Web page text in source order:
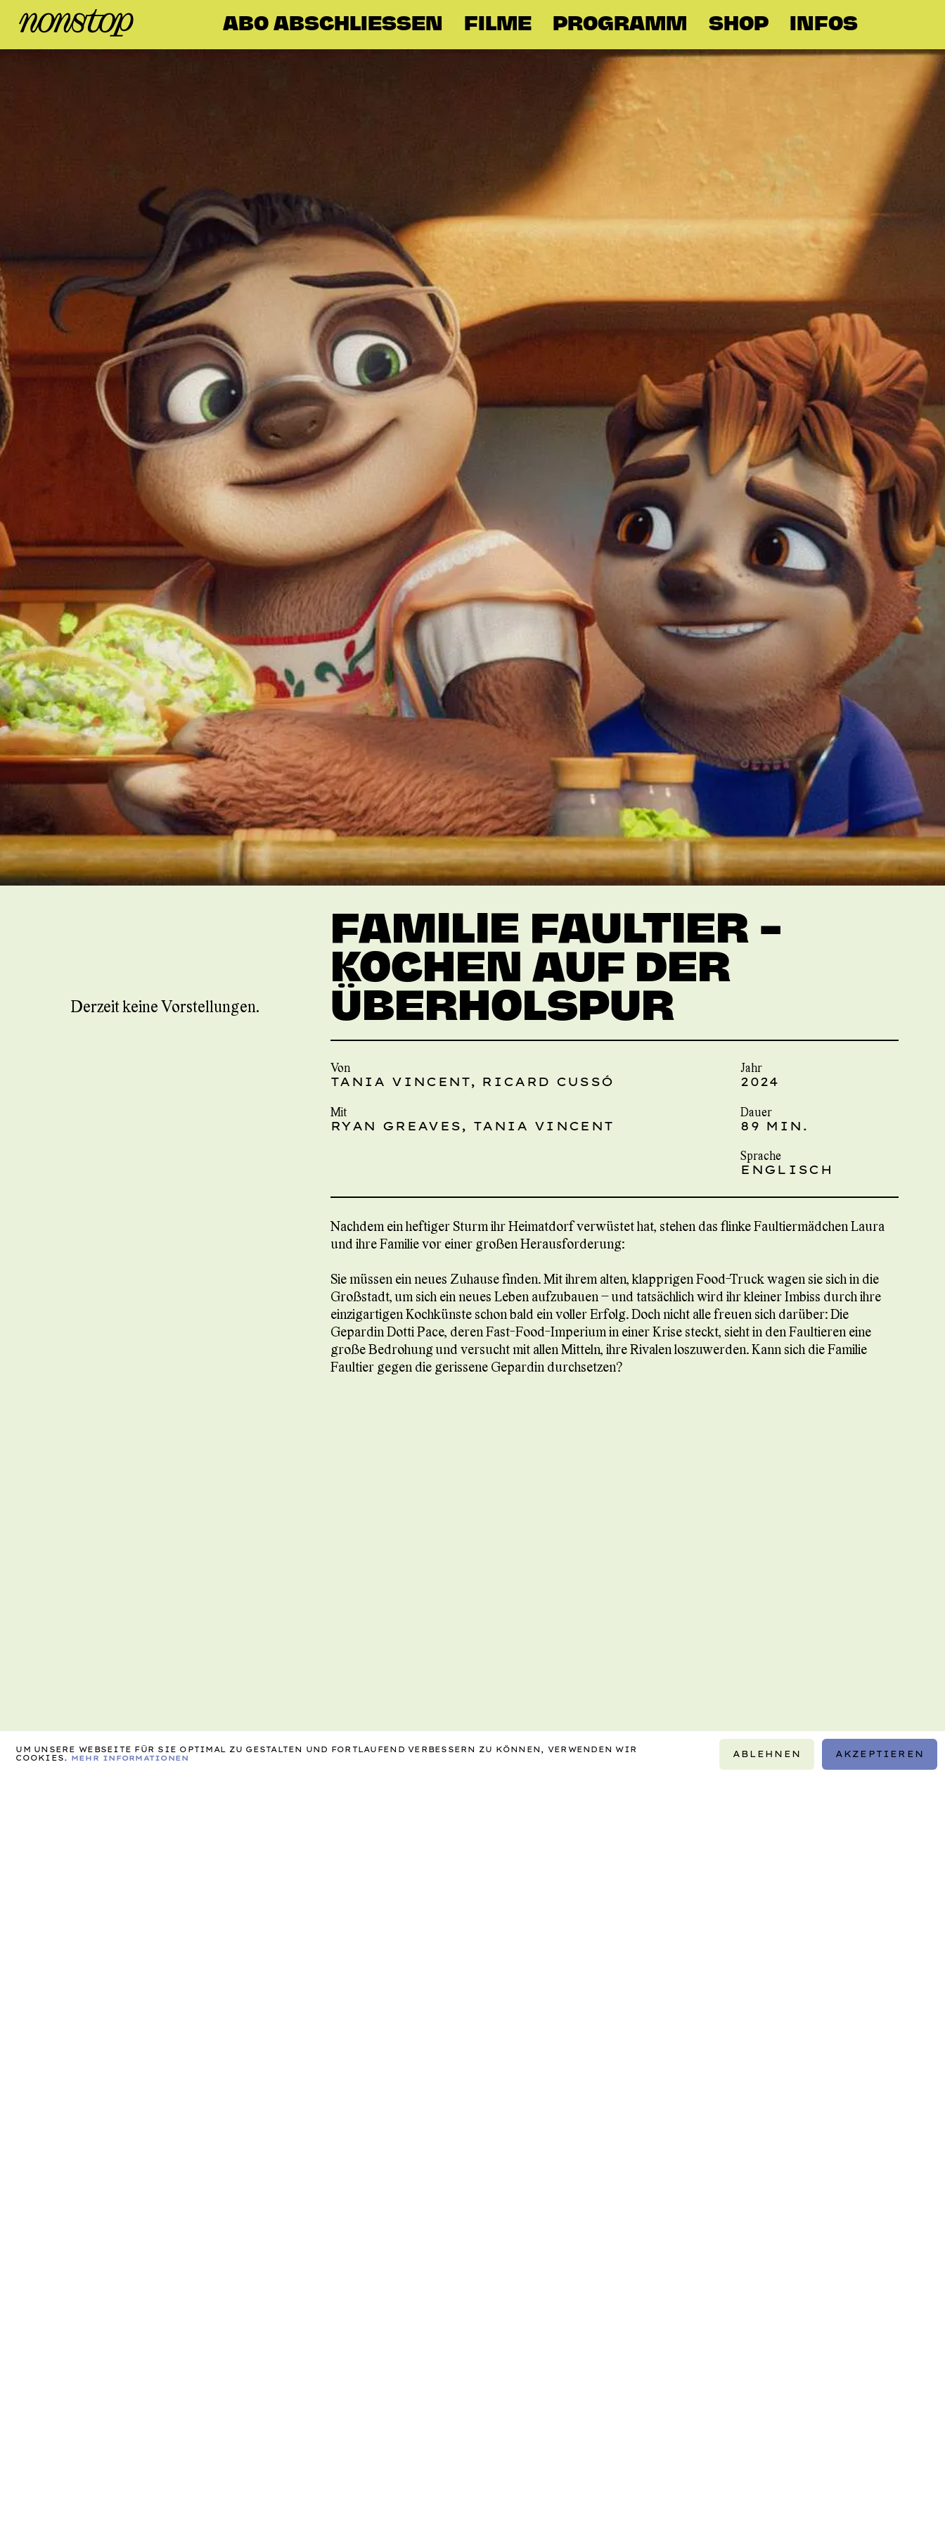
ABO ABSCHLIESSEN FILME PROGRAMM SHOP INFOS
Derzeit keine Vorstellungen.
FAMILIE FAULTIER –
KOCHEN AUF DER
ÜBERHOLSPUR
Von
TANIA VINCENT, RICARD CUSSÓ
Mit
RYAN GREAVES, TANIA VINCENT
Jahr
2024
Dauer
89 MIN.
Sprache
ENGLISCH
Nachdem ein heftiger Sturm ihr Heimatdorf verwüstet hat, stehen das flinke Faultiermädchen Laura
und ihre Familie vor einer großen Herausforderung:
Sie müssen ein neues Zuhause finden. Mit ihrem alten, klapprigen Food-Truck wagen sie sich in die
Großstadt, um sich ein neues Leben aufzubauen – und tatsächlich wird ihr kleiner Imbiss durch ihre
einzigartigen Kochkünste schon bald ein voller Erfolg. Doch nicht alle freuen sich darüber: Die
Gepardin Dotti Pace, deren Fast-Food-Imperium in einer Krise steckt, sieht in den Faultieren eine
große Bedrohung und versucht mit allen Mitteln, ihre Rivalen loszuwerden. Kann sich die Familie
Faultier gegen die gerissene Gepardin durchsetzen?
UM UNSERE WEBSEITE FÜR SIE OPTIMAL ZU GESTALTEN UND FORTLAUFEND VERBESSERN ZU KÖNNEN, VERWENDEN WIR
COOKIES. MEHR INFORMATIONEN ABLEHNEN AKZEPTIEREN